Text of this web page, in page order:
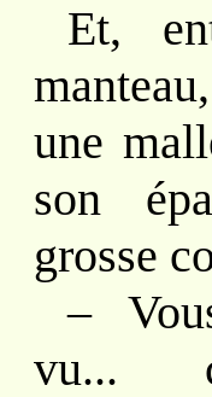
Et,
une
son
grosse
–
vu...